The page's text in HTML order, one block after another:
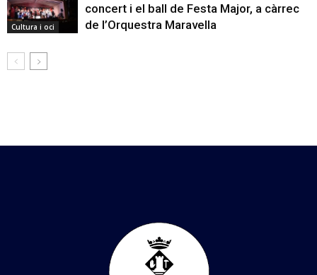
Cultura i oci
concert i el ball de Festa Major, a càrrec
de l’Orquestra Maravella